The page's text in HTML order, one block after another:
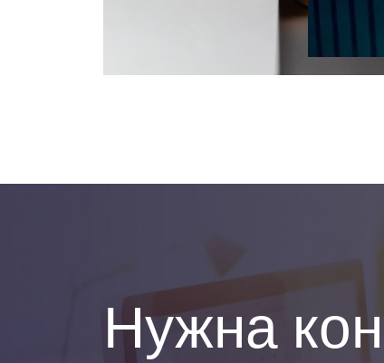
Нужна